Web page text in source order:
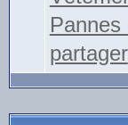
Pannes
partager